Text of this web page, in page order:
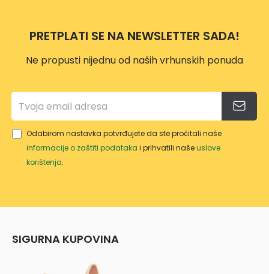
PRETPLATI SE NA NEWSLETTER SADA!
Ne propusti nijednu od naših vrhunskih ponuda
Odabirom nastavka potvrđujete da ste pročitali naše
informacije o zaštiti podataka i prihvatili našeuslove
korištenja.
SIGURNA KUPOVINA